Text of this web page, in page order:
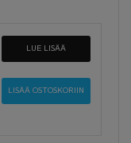
LUE LISÄÄ